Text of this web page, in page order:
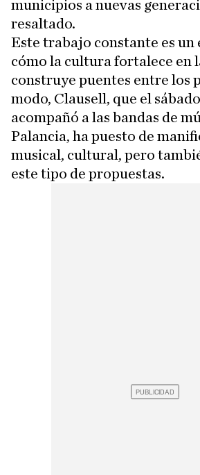
municipios a nuevas
resaltado.
Este trabajo constante es un
cómo la cultura fortalece en
construye puentes entre los
modo, Clausell, que el
acompañó a las bandas de
Palancia, ha puesto de
musical, cultural, pero
este tipo de propuestas.